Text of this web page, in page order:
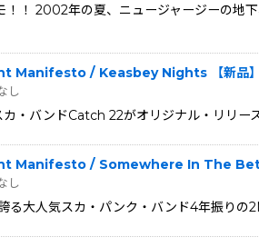
！！ 2002年の夏、ニュージャージーの地
Manifesto / Keasbey Nights 【新品】
し
カ・バンドCatch 22がオリジナル・リリ
Manifesto / Somewhere In The
し
る大人気スカ・パンク・バンド4年振り